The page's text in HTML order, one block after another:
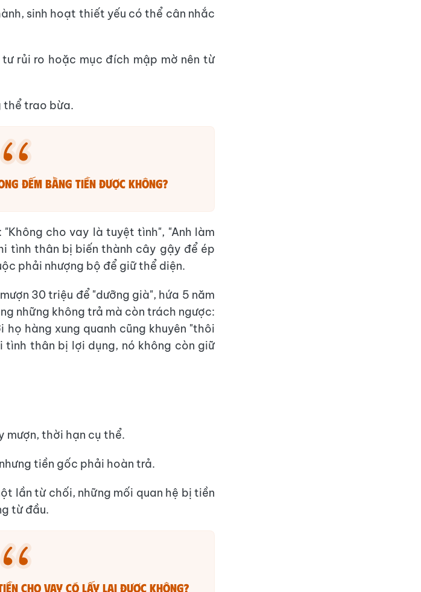
sinh hoạt thiết yếu có thể cân nhắc
rủi ro hoặc mục đích mập mờ nên từ
thể trao bừa.
đếm bằng tiền được không?
cho vay là tuyệt tình", "Anh làm
tình thân bị biến thành cây gậy để ép
phải nhượng bộ để giữ thể diện.
30 triệu để "dưỡng già", hứa 5 năm
những không trả mà còn trách ngược:
họ hàng xung quanh cũng khuyên "thôi
tình thân bị lợi dụng, nó không còn giữ
mượn, thời hạn cụ thể.
tiền gốc phải hoàn trả.
lần từ chối, những mối quan hệ bị tiền
từ đầu.
cho vay có lấy lại được không?